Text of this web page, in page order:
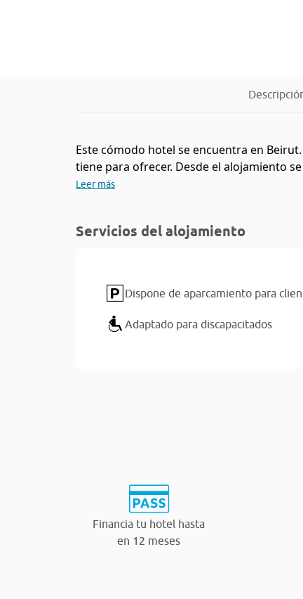
Este cómodo hotel se encuentra en
tiene para ofrecer. Desde el alojamiento
Leer más
Servicios del alojamiento
Dispone de aparcamiento para
Adaptado para discapacitados
Financia tu hotel hasta
en 12 meses